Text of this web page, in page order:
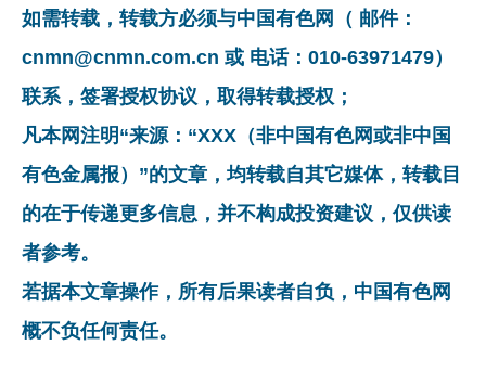
如需转载，转载方必须与中国有色网（ 邮件：
cnmn@cnmn.com.cn 或 电话：010-63971479）
联系，签署授权协议，取得转载授权；
凡本网注明“来源：“XXX（非中国有色网或非中国
有色金属报）”的文章，均转载自其它媒体，转载目
的在于传递更多信息，并不构成投资建议，仅供读
者参考。
若据本文章操作，所有后果读者自负，中国有色网
概不负任何责任。